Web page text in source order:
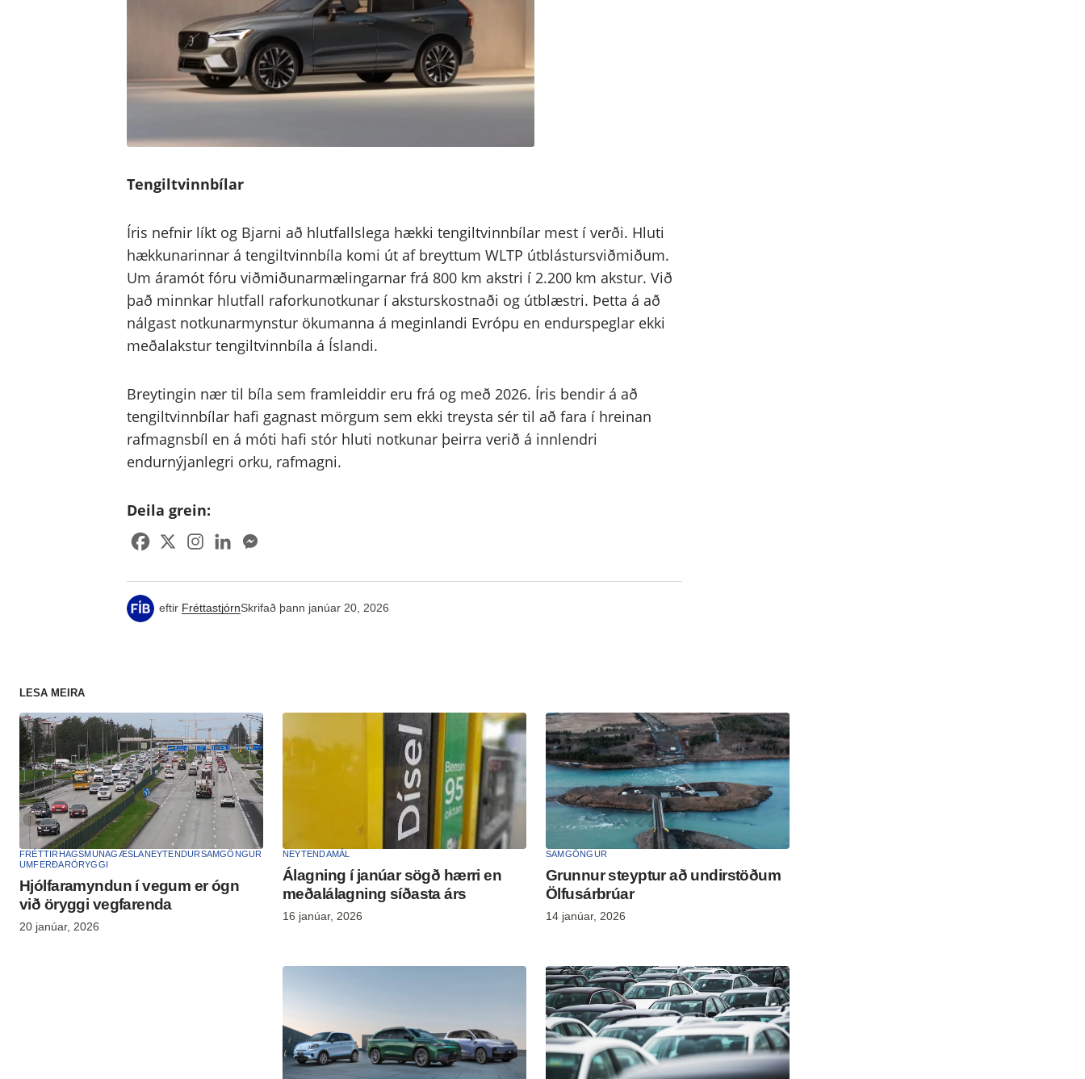
Tengiltvinnbílar
Íris nefnir líkt og Bjarni að hlutfallslega hækki tengiltvinnbílar mest í verði. Hluti
hækkunarinnar á tengiltvinnbíla komi út af breyttum WLTP útblástursviðmiðum.
Um áramót fóru viðmiðunarmælingarnar frá 800 km akstri í 2.200 km akstur. Við
það minnkar hlutfall raforkunotkunar í aksturskostnaði og útblæstri. Þetta á að
nálgast notkunarmynstur ökumanna á meginlandi Evrópu en endurspeglar ekki
meðalakstur tengiltvinnbíla á Íslandi.
Breytingin nær til bíla sem framleiddir eru frá og með 2026. Íris bendir á að
tengiltvinnbílar hafi gagnast mörgum sem ekki treysta sér til að fara í hreinan
rafmagnsbíl en á móti hafi stór hluti notkunar þeirra verið á innlendri
endurnýjanlegri orku, rafmagni.
Deila grein:
eftir FréttastjórnSkrifað þann janúar 20, 2026
LESA MEIRA
FRÉTTIR HAGSMUNAGÆSLANEYTENDURSAMGÖNGUR
UMFERÐARÖRYGGI
Hjólfaramyndun í vegum er ógn
við öryggi vegfarenda
20 janúar, 2026
NEYTENDAMÁL
Álagning í janúar sögð hærri en
meðalálagning síðasta árs
16 janúar, 2026
SAMGÖNGUR
Grunnur steyptur að undir­stöð­um
Ölfusár­brúar
14 janúar, 2026